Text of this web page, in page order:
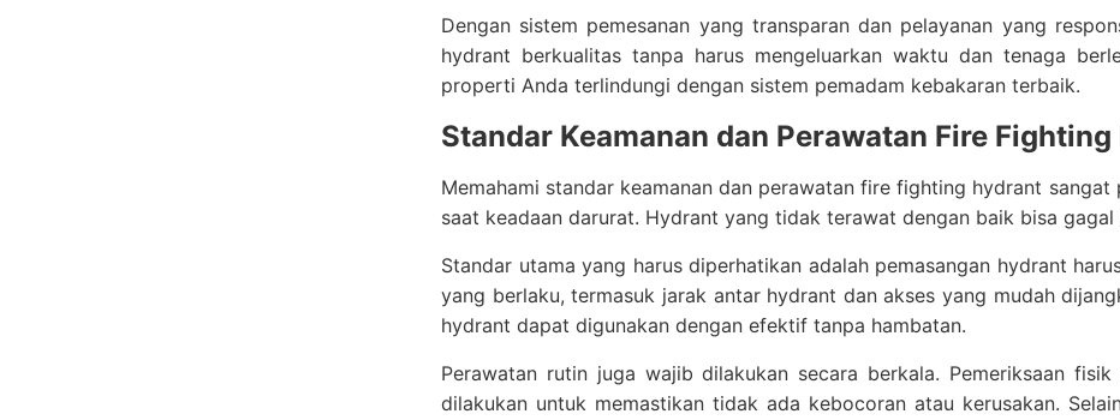
Dengan sistem pemesanan yang transparan dan pelayanan yang
hydrant berkualitas tanpa harus mengeluarkan waktu dan tenaga
properti Anda terlindungi dengan sistem pemadam kebakaran terbaik.
Standar Keamanan dan Perawatan Fire
Memahami standar keamanan dan perawatan fire fighting hydrant
saat keadaan darurat. Hydrant yang tidak terawat dengan baik bisa
Standar utama yang harus diperhatikan adalah pemasangan hydrant
yang berlaku, termasuk jarak antar hydrant dan akses yang mudah
hydrant dapat digunakan dengan efektif tanpa hambatan.
Perawatan rutin juga wajib dilakukan secara berkala. Pemeriksaan
dilakukan untuk memastikan tidak ada kebocoran atau kerusakan.